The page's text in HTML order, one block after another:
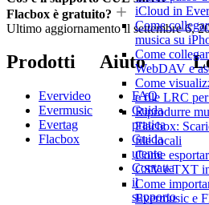
iCloud in
Come
musica su
Come
WebDAV e
Come
e file LRC
Riprodurre
Flacbox:
file locali
Come
CSV e TXT
Come
Evermusic e
Flacbox è gratuito?
Ultimo aggiornamento il settembre 6,
Prodotti
Evervideo
Evermusic
Evertag
Flacbox
Aiuto
FAQ
Guida
pratica
Guida
utente
Contatta
il
supporto